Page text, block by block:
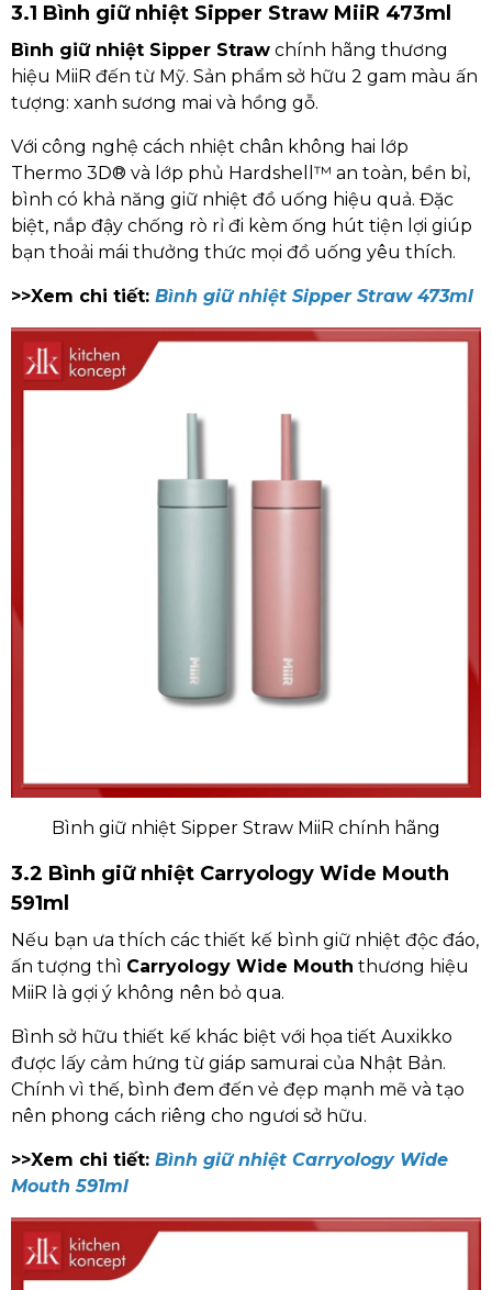
3.1 Bình giữ nhiệt Sipper Straw MiiR 473ml
Bình giữ nhiệt Sipper Straw chính hãng thương
hiệu MiiR đến từ Mỹ. Sản phẩm sở hữu 2 gam màu ấn
tượng: xanh sương mai và hồng gỗ.
Với công nghệ cách nhiệt chân không hai lớp
Thermo 3D® và lớp phủ Hardshell™ an toàn, bền bỉ,
bình có khả năng giữ nhiệt đồ uống hiệu quả. Đặc
biệt, nắp đậy chống rò rỉ đi kèm ống hút tiện lợi giúp
bạn thoải mái thưởng thức mọi đồ uống yêu thích.
>>Xem chi tiết: Bình giữ nhiệt Sipper Straw 473ml
Bình giữ nhiệt Sipper Straw MiiR chính hãng
3.2 Bình giữ nhiệt Carryology Wide Mouth
591ml
Nếu bạn ưa thích các thiết kế bình giữ nhiệt độc đáo,
ấn tượng thì Carryology Wide Mouth thương hiệu
MiiR là gợi ý không nên bỏ qua.
Bình sở hữu thiết kế khác biệt với họa tiết Auxikko
được lấy cảm hứng từ giáp samurai của Nhật Bản.
Chính vì thế, bình đem đến vẻ đẹp mạnh mẽ và tạo
nên phong cách riêng cho ngươi sở hữu.
>>Xem chi tiết: Bình giữ nhiệt Carryology Wide
Mouth 591ml